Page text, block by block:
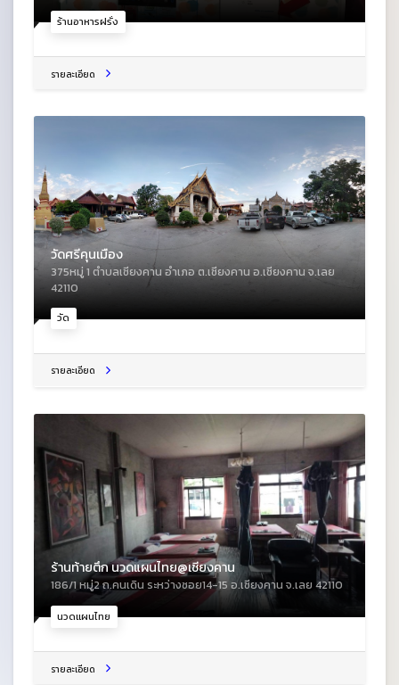
ร้านอาหารฝรั่ง
รายละเอียด
วัด
วัดศรีคุนเมือง
375หมู่ 1 ตําบลเชียงคาน อําเภอ ต.เชียงคาน อ.เชียงคาน จ.เลย
42110
รายละเอียด
นวดแผนไทย
ร้านท้ายตึก นวดแผนไทย@เชียงคาน
186/1 หมู่2 ถ.คนเดิน ระหว่างซอย14-15 อ.เชียงคาน จ.เลย 42110
รายละเอียด